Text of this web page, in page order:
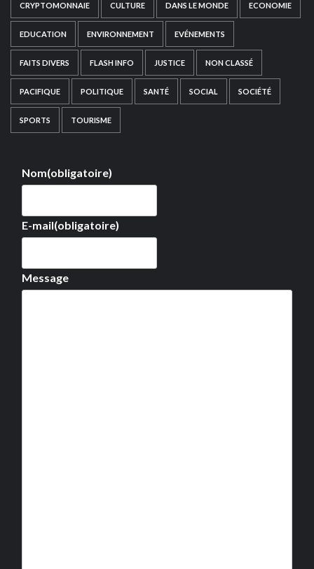
CRYPTOMONNAIE CULTURE DANS LE MONDE ECONOMIE
EDUCATION ENVIRONNEMENT EVÉNEMENTS
FAITS DIVERS FLASH INFO JUSTICE NON CLASSÉ
PACIFIQUE POLITIQUE SANTÉ SOCIAL SOCIÉTÉ
SPORTS TOURISME
Nom(obligatoire)
E-mail(obligatoire)
Message